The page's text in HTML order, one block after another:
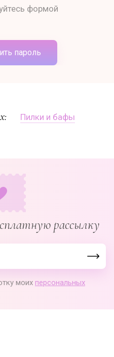
формой
пароль
Пилки и бафы
рассылку
моих персональных